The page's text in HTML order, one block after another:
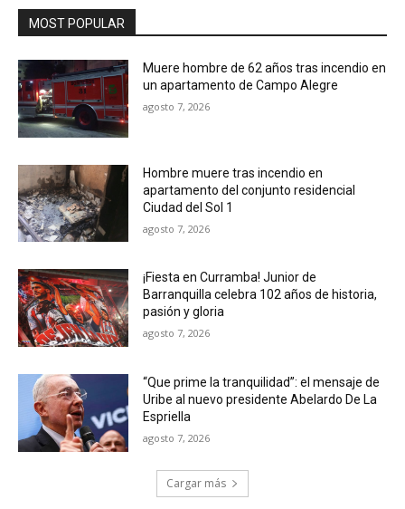
MOST POPULAR
Muere hombre de 62 años tras incendio en
un apartamento de Campo Alegre
agosto 7, 2026
Hombre muere tras incendio en
apartamento del conjunto residencial
Ciudad del Sol 1
agosto 7, 2026
¡Fiesta en Curramba! Junior de
Barranquilla celebra 102 años de historia,
pasión y gloria
agosto 7, 2026
“Que prime la tranquilidad”: el mensaje de
Uribe al nuevo presidente Abelardo De La
Espriella
agosto 7, 2026
Cargar más